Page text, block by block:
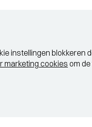
instellingen blokkeren
marketing cookies om